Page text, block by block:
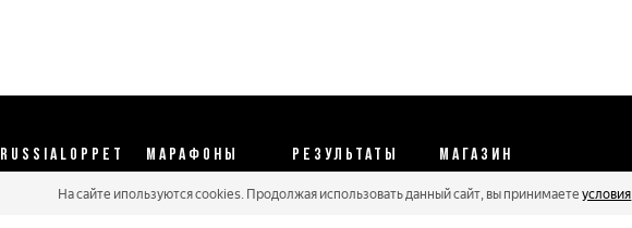
RUSSIALOPPET МАРАФОНЫ РЕЗУЛЬТАТЫ МАГАЗИН
Календарь 2026
Протоколы 2025
Реквизиты
На сайте ипользуются cookies. Продолжая использовать данный сайт, вы принимаетеусловия